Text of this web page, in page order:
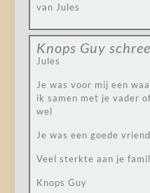
van Jules
Knops Guy
Jules
Je was voor mij een
ik samen met je vader
wel
Je was een goede
Veel sterkte aan je
Knops Guy